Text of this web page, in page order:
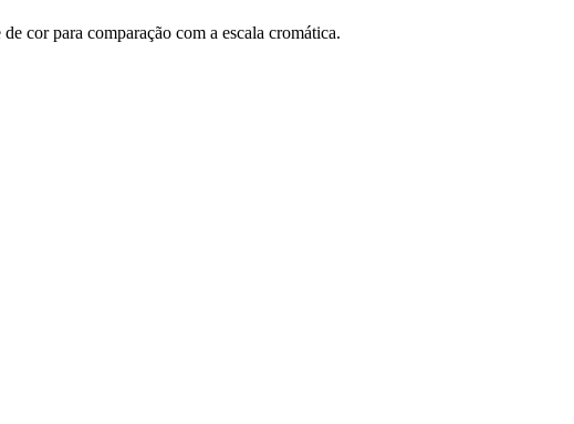
cor para comparação com a escala cromática.